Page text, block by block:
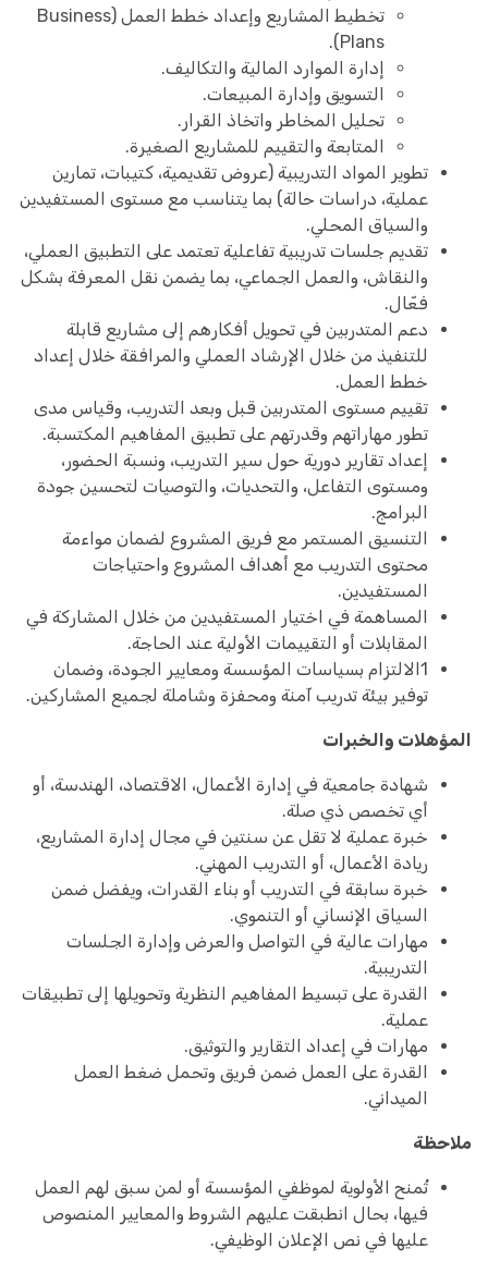
تخطيط المشاريع وإعداد خطط العمل (Business
Plans).
إدارة الموارد المالية والتكاليف.
التسويق وإدارة المبيعات.
تحليل المخاطر واتخاذ القرار.
المتابعة والتقييم للمشاريع الصغيرة.
تطوير المواد التدريبية (عروض تقديمية، كتيبات، تمارين
عملية، دراسات حالة) بما يتناسب مع مستوى المستفيدين
والسياق المحلي.
تقديم جلسات تدريبية تفاعلية تعتمد على التطبيق العملي،
والنقاش، والعمل الجماعي، بما يضمن نقل المعرفة بشكل
فعّال.
دعم المتدربين في تحويل أفكارهم إلى مشاريع قابلة
للتنفيذ من خلال الإرشاد العملي والمرافقة خلال إعداد
خطط العمل.
تقييم مستوى المتدربين قبل وبعد التدريب، وقياس مدى
تطور مهاراتهم وقدرتهم على تطبيق المفاهيم المكتسبة.
إعداد تقارير دورية حول سير التدريب، ونسبة الحضور،
ومستوى التفاعل، والتحديات، والتوصيات لتحسين جودة
البرامج.
التنسيق المستمر مع فريق المشروع لضمان مواءمة
محتوى التدريب مع أهداف المشروع واحتياجات
المستفيدين.
المساهمة في اختيار المستفيدين من خلال المشاركة في
المقابلات أو التقييمات الأولية عند الحاجة.
1الالتزام بسياسات المؤسسة ومعايير الجودة، وضمان
توفير بيئة تدريب آمنة ومحفزة وشاملة لجميع المشاركين.
المؤهلات والخبرات
شهادة جامعية في إدارة الأعمال، الاقتصاد، الهندسة، أو
أي تخصص ذي صلة.
خبرة عملية لا تقل عن سنتين في مجال إدارة المشاريع،
ريادة الأعمال، أو التدريب المهني.
خبرة سابقة في التدريب أو بناء القدرات، ويفضل ضمن
السياق الإنساني أو التنموي.
مهارات عالية في التواصل والعرض وإدارة الجلسات
التدريبية.
القدرة على تبسيط المفاهيم النظرية وتحويلها إلى تطبيقات
عملية.
مهارات في إعداد التقارير والتوثيق.
القدرة على العمل ضمن فريق وتحمل ضغط العمل
الميداني.
ملاحظة
تُمنح الأولوية لموظفي المؤسسة أو لمن سبق لهم العمل
فيها، بحال انطبقت عليهم الشروط والمعايير المنصوص
عليها في نص الإعلان الوظيفي.